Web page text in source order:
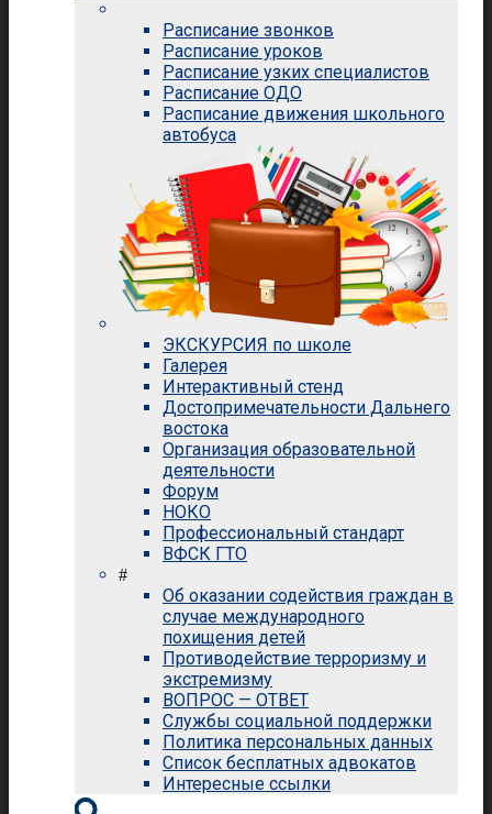
Расписание звонков
Расписание уроков
Расписание узких специалистов
Расписание ОДО
Расписание движения школьного
автобуса
ЭКСКУРСИЯ по школе
Галерея
Интерактивный стенд
Достопримечательности Дальнего
востока
Организация образовательной
деятельности
Форум
НОКО
Профессиональный стандарт
ВФСК ГТО
#
Об оказании содействия граждан в
случае международного
похищения детей
Противодействие терроризму и
экстремизму
ВОПРОС — ОТВЕТ
Службы социальной поддержки
Политика персональных данных
Список бесплатных адвокатов
Интересные ссылки